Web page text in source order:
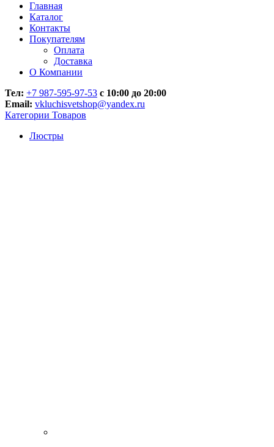
Главная
Каталог
Контакты
Покупателям
Оплата
Доставка
О Компании
Тел: +7 987-595-97-53 с 10:00 до 20:00
Email: vkluchisvetshop@yandex.ru
Категории Товаров
Люстры